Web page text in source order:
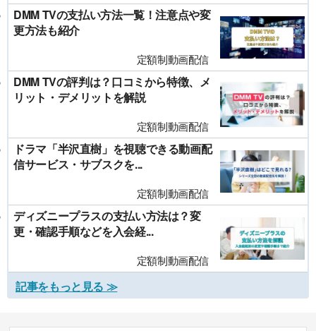
DMM TVの支払い方法一覧！注意点や変
更方法も紹介
定額制動画配信
DMM TVの評判は？口コミから特徴、メ
リット・デメリットを解説
定額制動画配信
ドラマ「半沢直樹」を視聴できる動画配
信サービス・サブスクを...
定額制動画配信
ディズニープラスの支払い方法は？変
更・確認手順などを入会経...
定額制動画配信
記事をもっと見る ≫